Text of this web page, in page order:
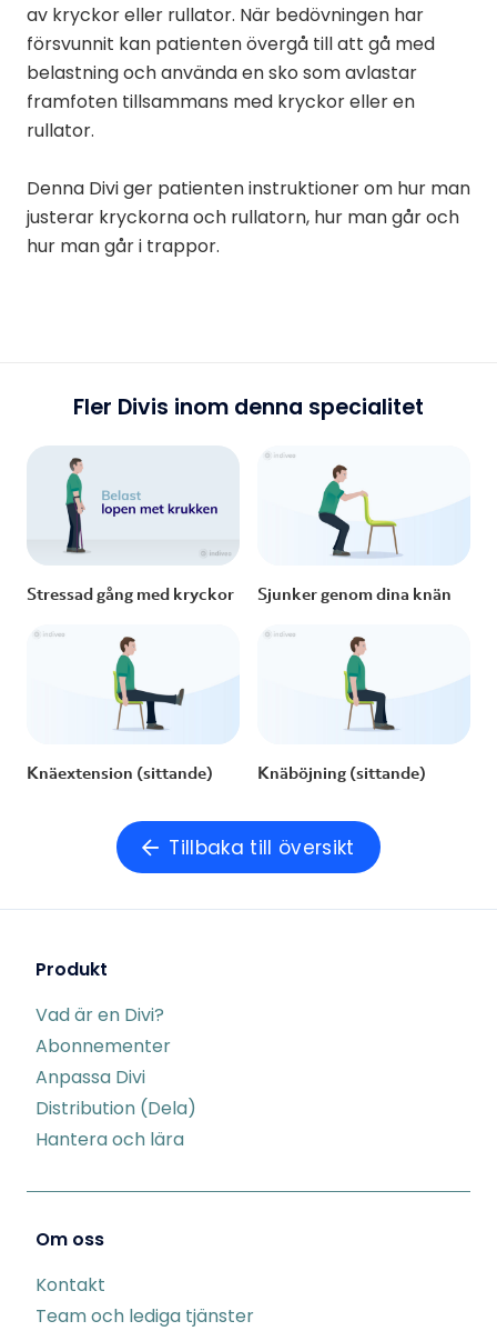
av kryckor eller rullator. När bedövningen har
försvunnit kan patienten övergå till att gå med
belastning och använda en sko som avlastar
framfoten tillsammans med kryckor eller en
rullator.
Denna Divi ger patienten instruktioner om hur man
justerar kryckorna och rullatorn, hur man går och
hur man går i trappor.
Fler Divis inom denna specialitet
Stressad gång med kryckor Sjunker genom dina knän
Knäextension (sittande) Knäböjning (sittande)
Tillbaka till översikt
Produkt
Vad är en Divi?
Abonnementer
Anpassa Divi
Distribution (Dela)
Hantera och lära
Om oss
Kontakt
Team och lediga tjänster